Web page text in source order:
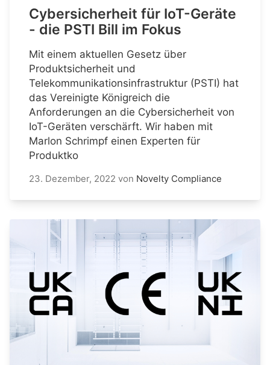
Cybersicherheit für IoT-Geräte
- die PSTI Bill im Fokus
Mit einem aktuellen Gesetz über
Produktsicherheit und
Telekommunikationsinfrastruktur (PSTI) hat
das Vereinigte Königreich die
Anforderungen an die Cybersicherheit von
IoT-Geräten verschärft. Wir haben mit
Marlon Schrimpf einen Experten für
Produktko
23. Dezember, 2022 von Novelty Compliance